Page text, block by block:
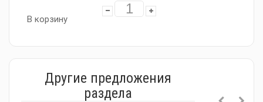
В корзину
Другие предложения
раздела